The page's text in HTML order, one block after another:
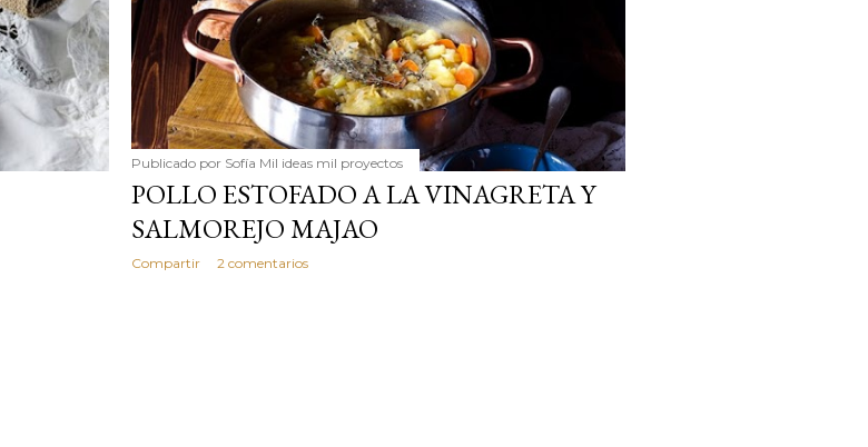
Publicado por Sofía Mil ideas mil proyectos
POLLO ESTOFADO A LA VINAGRETA Y
SALMOREJO MAJAO
Compartir 2 comentarios